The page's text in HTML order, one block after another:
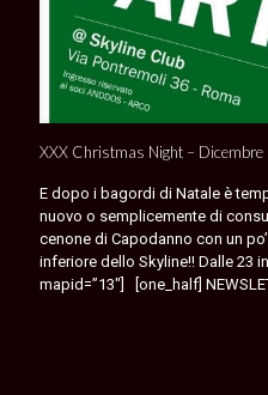
XXX Christmas Night –
E dopo i bagordi di Natale è
nuovo o semplicemente di
cenone di Capodanno con un
inferiore dello Skyline!! Dalle 23
mapid=”13″] [one_half]